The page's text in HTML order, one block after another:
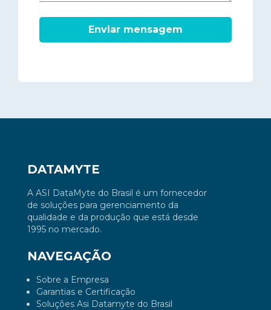
DATAMYTE
A ASI DataMyte do Brasil é um fornecedor
de soluções para gerenciamento da
qualidade e da produção que está desde
1995 no mercado.
NAVEGAÇÃO
Sobre a Empresa
Garantias e Certificação
Soluções Asi Datamyte do Brasil